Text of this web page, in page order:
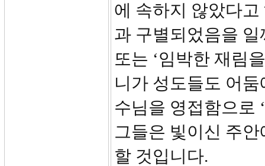
에 속하지 않았다
과 구별되었음을 일
또는 ‘임박한 재림
니가 성도들도 어
수님을 영접함으로
그들은 빛이신 주
할 것입니다.